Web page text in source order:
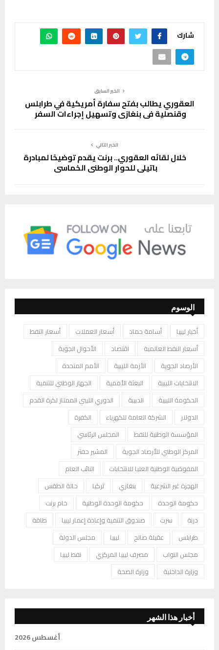
شارك
الخبر السابق
العقوري يطالب بفتح سفارة أمريكية في طرابلس
وقنصلية في بنغازي وتسهيل إجراءات السفر
الخبر التالي
خلال لقائه العقوري.. برنت يقدم توضيحًا لمبادرة
باتيلي للحوار الوطني الخماسي
الوسوم
أخبار ليبيا أسامة حماد أسعار العملات
أسعار النفط
أسعار النفط العالمية
اقتصاد
الأحوال الجوية
الأرصاد الجوية
الأزمة الليبية
الأمم المتحدة
الانتخابات الليبية
البعثة الأممية
الجهاز الوطني للتنمية
الحكومة الليبية
الدبيبة
الدوري الليبي الممتاز لكرة القدم
الدولار
الشركة العامة للكهرباء
الكفرة
المؤسسة الوطنية للنفط
المجلس الرئاسي
المركز الوطني للأرصاد الجوية
المشير حفتر
المفوضية الوطنية العليا للانتخابات
النائب العام
الهجرة غير الشرعية
بنغازي تركيا
حالة الطقس
حكومة الوحدة
حكومة الوحدة الوطنية
خام برنت
درنة
سرت صندوق التنمية وإعادة إعمار ليبيا
طاقة
طرابلس
عقيلة صالح ليبيا
مجلس الدولة
مجلس النواب
مصرف ليبيا المركزي
نفط ليبيا
وزارة الداخلية
وزارة الصحة
أخبار هذا الشهر
أغسطس 2026